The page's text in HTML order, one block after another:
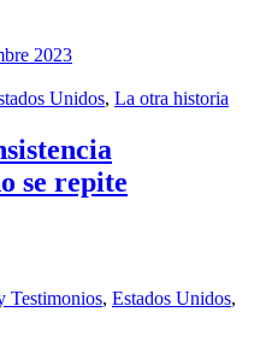
2023
Unidos, La otra historia
se repite
Testimonios, Estados Unidos,